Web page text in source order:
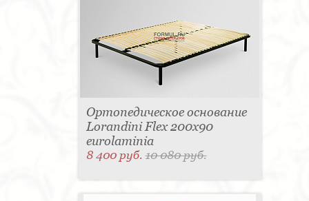
Ортопедическое основание
Lorandini Flex 200x90
eurolaminia
8 400 руб.10 080 руб.